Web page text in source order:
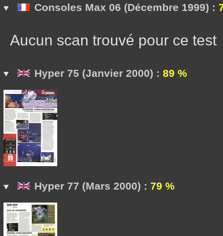
Consoles Max 06 (Décembre 1999) :
Aucun scan trouvé pour ce test
Hyper 75 (Janvier 2000) : 89 %
Hyper 77 (Mars 2000) : 79 %